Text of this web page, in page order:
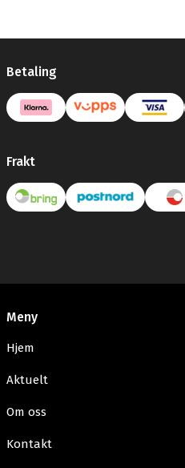
Betaling
Frakt
Meny
Hjem
Aktuelt
Om oss
Kontakt